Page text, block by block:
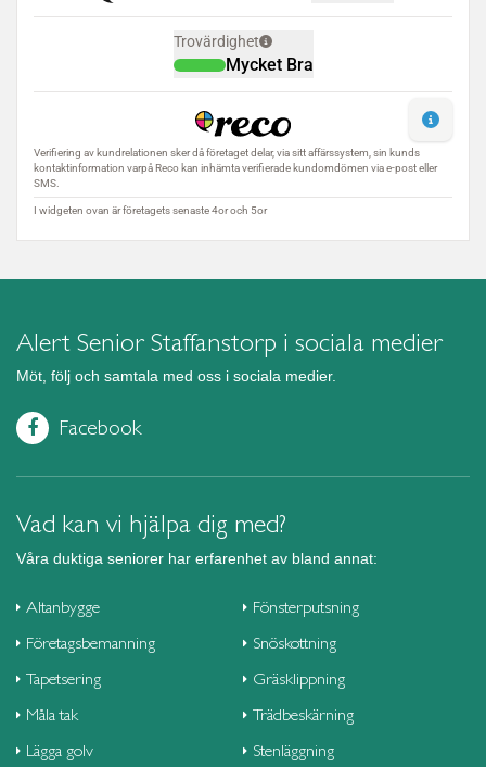
Alert Senior Staffanstorp i sociala medier
Möt, följ och samtala med oss i sociala medier.
Facebook
Vad kan vi hjälpa dig med?
Våra duktiga seniorer har erfarenhet av bland annat:
Altanbygge
Företagsbemanning
Tapetsering
Måla tak
Lägga golv
Fönsterputsning
Snöskottning
Gräsklippning
Trädbeskärning
Stenläggning